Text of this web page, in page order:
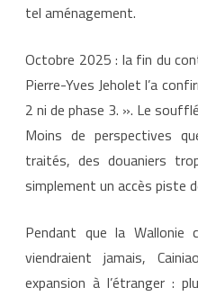
tel aménagement.
Octobre 2025 : la fin du
Pierre-Yves Jeholet l’a
2 ni de phase 3. ». Le
Moins de perspectives
traités, des douaniers
simplement un accès piste
Pendant que la Wallonie
viendraient jamais,
expansion à l’étranger :